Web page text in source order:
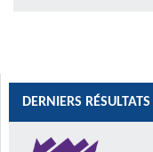
DERNIERS